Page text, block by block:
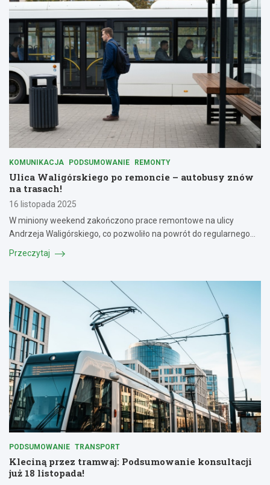
KOMUNIKACJA PODSUMOWANIE REMONTY
Ulica Waligórskiego po remoncie – autobusy znów
na trasach!
16 listopada 2025
W miniony weekend zakończono prace remontowe na ulicy
Andrzeja Waligórskiego, co pozwoliło na powrót do regularnego…
Przeczytaj
PODSUMOWANIE TRANSPORT
Kleciną przez tramwaj: Podsumowanie konsultacji
już 18 listopada!